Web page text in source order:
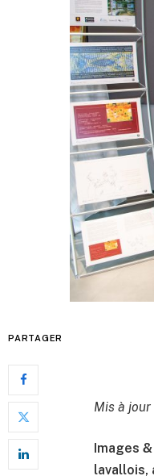
PARTAGER
Mis à
Images
lavallois,